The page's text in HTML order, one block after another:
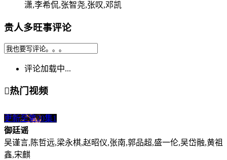
潇,李希侃,张智尧,张叹,邓凯
贵人多旺事评论
评论加载中...
热门视频
更新至第20集1
御廷谣
吴谨言,陈哲远,梁永棋,赵昭仪,张南,郭品超,盛一伦,吴岱融,黄祖
鑫,宋麒